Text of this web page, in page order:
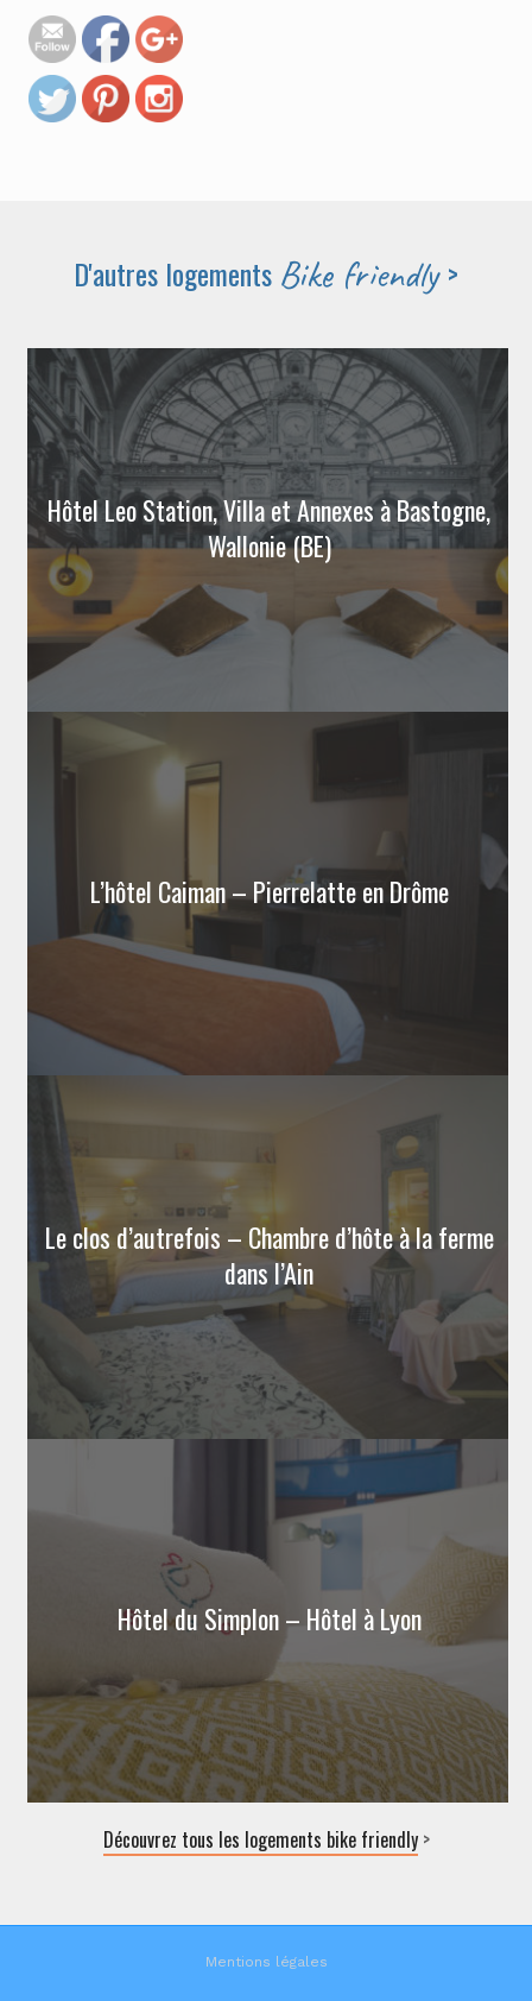
D'autres logements Bike friendly>
Hôtel Leo Station, Villa et Annexes à Bastogne,
Wallonie (BE)
L’hôtel Caiman – Pierrelatte en Drôme
Le clos d’autrefois – Chambre d’hôte à la ferme
dans l’Ain
Hôtel du Simplon – Hôtel à Lyon
Découvrez tous les logements bike friendly>
Mentions légales